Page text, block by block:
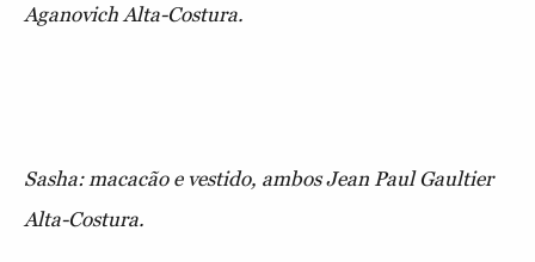
Aganovich Alta-Costura.
Sasha: macacão e vestido, ambos Jean Paul Gaultier
Alta-Costura.